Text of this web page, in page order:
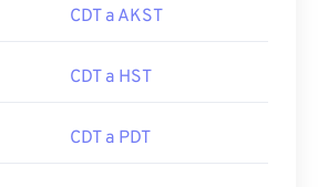
CDT a AKST
CDT a HST
CDT a PDT